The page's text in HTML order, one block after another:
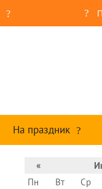
На праздник
«
Пн
Вт Ср